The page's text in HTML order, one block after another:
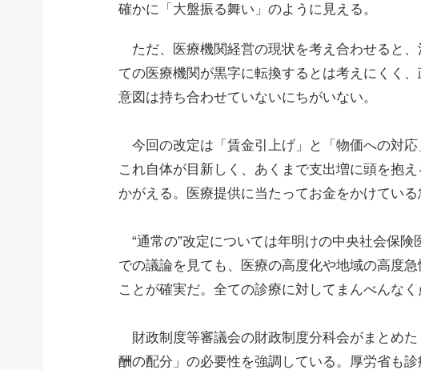
確かに「大盤振る舞い」のように見える。
ただ、医療機関経営の現状を考え合わせると
ての医療機関が黒字に転換するとは考えにくく
意図は持ち合わせていないにちがいない。
今回の改定は「賃金引上げ」と「物価への対応
これ自体が目新しく、あくまで支出増に頭を抱
かがえる。医療提供に当たってお金をかけてい
“通常の”改定については年明けの中央社会保険
での議論を見ても、医療の高度化や地域の高度
ことが確実だ。全ての診療に対してまんべんな
財政制度等審議会の財政制度分科会がまとめ
酬の配分」の必要性を強調している。厚労省も